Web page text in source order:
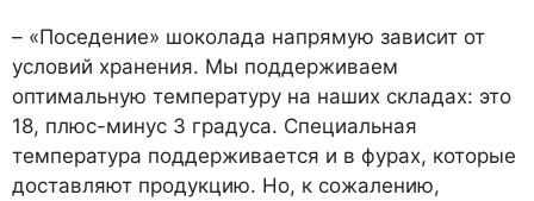
– «Поседение» шоколада напрямую зависит от
условий хранения. Мы поддерживаем
оптимальную температуру на наших складах: это
18, плюс-минус 3 градуса. Специальная
температура поддерживается и в фурах, которые
доставляют продукцию. Но, к сожалению,